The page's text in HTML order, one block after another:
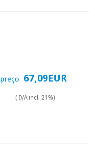
preço 67,09EUR
( IVA incl. 21%)